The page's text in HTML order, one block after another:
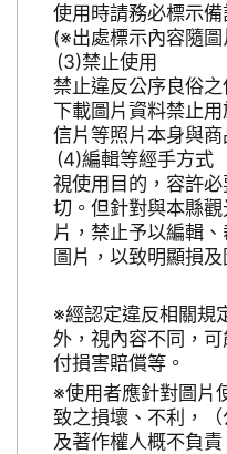
使用時請務必標示
(※出處標示內容隨圖
禁止使用
禁止違反公序良俗之
下載圖片資料禁止
信片等照片本身與
編輯等經手方式
視使用目的，容許
切。但針對與本縣
片，禁止予以編輯
圖片，以致明顯損
※經認定違反相關規
外，視內容不同，
付損害賠償等。
※使用者應針對圖片
致之損壞、不利，
及著作權人概不負責